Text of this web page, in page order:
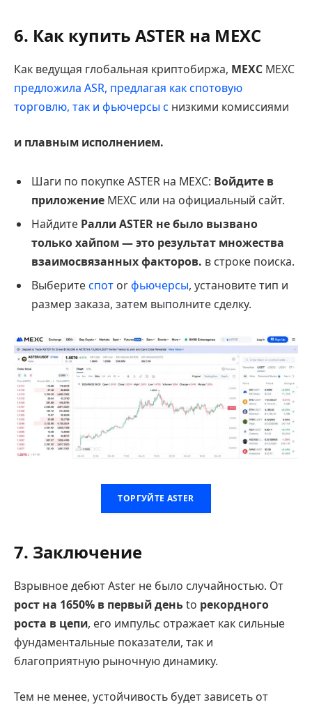
6. Как купить ASTER на MEXC
Как ведущая глобальная криптобиржа, MEXC MEXC
предложила ASR, предлагая как спотовую
торговлю, так и фьючерсы с низкими комиссиями
и плавным исполнением.
Шаги по покупке ASTER на MEXC: Войдите в
приложение MEXC или на официальный сайт.
Найдите Ралли ASTER не было вызвано
только хайпом — это результат множества
взаимосвязанных факторов. в строке поиска.
Выберитеспот orфьючерсы, установите тип и
размер заказа, затем выполните сделку.
ТОРГУЙТЕ ASTER
7. Заключение
Взрывное дебют Aster не было случайностью. От
рост на 1650% в первый деньto рекордного
роста в цепи, его импульс отражает как сильные
фундаментальные показатели, так и
благоприятную рыночную динамику.
Тем не менее, устойчивость будет зависеть от